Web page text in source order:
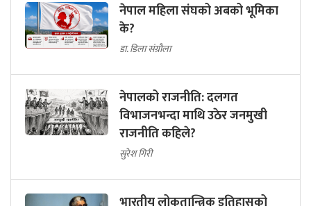
नेपाल महिला संघको अबको भूमिका
के?
डा. डिला संग्रौला
नेपालको राजनीति: दलगत
विभाजनभन्दा माथि उठेर जनमुखी
राजनीति कहिले?
सुरेश गिरी